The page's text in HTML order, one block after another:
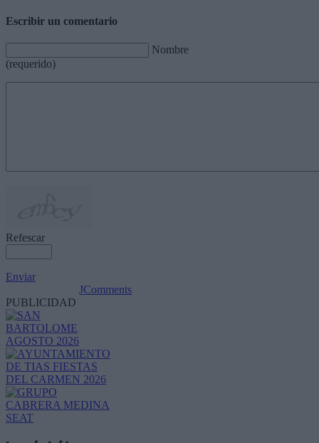
Escribir un comentario
Nombre
(requerido)
Refescar
Enviar
JComments
PUBLICIDAD